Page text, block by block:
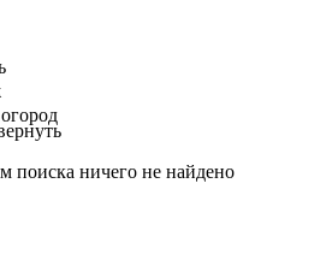
поиска ничего не найдено